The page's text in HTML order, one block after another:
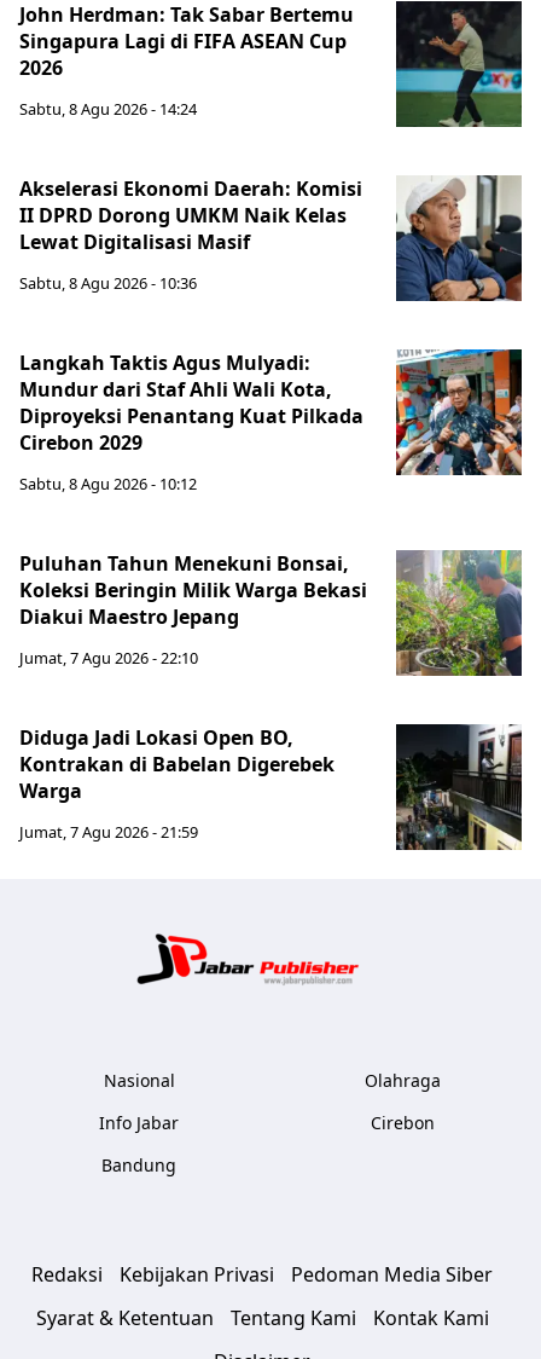
John Herdman: Tak Sabar Bertemu
Singapura Lagi di FIFA ASEAN Cup
2026
Sabtu, 8 Agu 2026 - 14:24
Akselerasi Ekonomi Daerah: Komisi
II DPRD Dorong UMKM Naik Kelas
Lewat Digitalisasi Masif
Sabtu, 8 Agu 2026 - 10:36
Langkah Taktis Agus Mulyadi:
Mundur dari Staf Ahli Wali Kota,
Diproyeksi Penantang Kuat Pilkada
Cirebon 2029
Sabtu, 8 Agu 2026 - 10:12
Puluhan Tahun Menekuni Bonsai,
Koleksi Beringin Milik Warga Bekasi
Diakui Maestro Jepang
Jumat, 7 Agu 2026 - 22:10
Diduga Jadi Lokasi Open BO,
Kontrakan di Babelan Digerebek
Warga
Jumat, 7 Agu 2026 - 21:59
Nasional
Info Jabar
Bandung
Olahraga
Cirebon
Redaksi Kebijakan Privasi
Pedoman Media Siber
Syarat & Ketentuan
Tentang Kami
Kontak Kami